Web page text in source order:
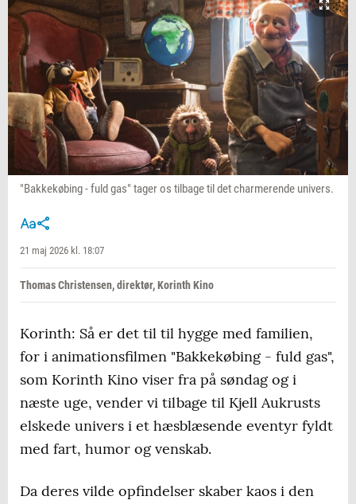
"Bakkekøbing - fuld gas" tager os tilbage til det charmerende univers.
21 maj 2026 kl. 18:07
Thomas Christensen, direktør, Korinth Kino
Korinth: Så er det til til hygge med familien,
for i animationsfilmen "Bakkekøbing - fuld gas",
som Korinth Kino viser fra på søndag og i
næste uge, vender vi tilbage til Kjell Aukrusts
elskede univers i et hæsblæsende eventyr fyldt
med fart, humor og venskab.
Da deres vilde opfindelser skaber kaos i den